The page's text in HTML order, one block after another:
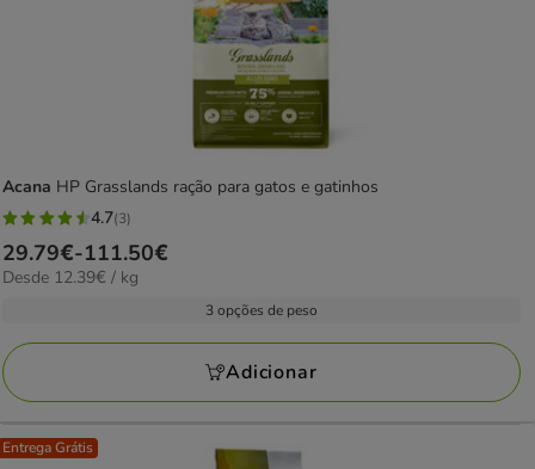
Acana HP Grasslands ração para gatos e gatinhos
4.7
estrelas
com
avaliações
4.7(3)
Preço
de
111.50€
29.79€-111.50€
12.39€
Desde 12.39€ / kg
3 opções de peso
Adicionar
Entrega Grátis